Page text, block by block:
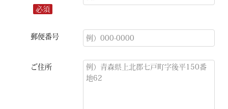
必須
郵便番号
ご住所